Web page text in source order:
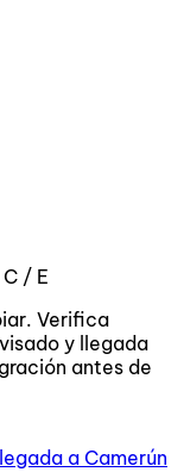
/ E
Verifica
y llegada
antes de
a Camerún